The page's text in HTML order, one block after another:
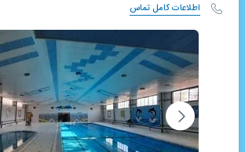
اطلاعات کامل تماس